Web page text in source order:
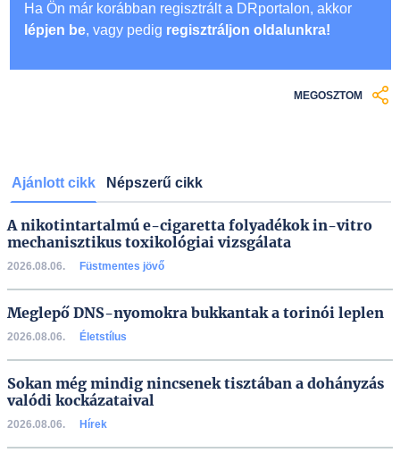
Ha Ön már korábban regisztrált a DRportalon, akkor
lépjen be, vagy pedig regisztráljon oldalunkra!
MEGOSZTOM
Ajánlott cikk Népszerű cikk
A nikotintartalmú e-cigaretta folyadékok in-vitro
mechanisztikus toxikológiai vizsgálata
2026.08.06. Füstmentes jövő
Meglepő DNS-nyomokra bukkantak a torinói leplen
2026.08.06. Életstílus
Sokan még mindig nincsenek tisztában a dohányzás
valódi kockázataival
2026.08.06. Hírek